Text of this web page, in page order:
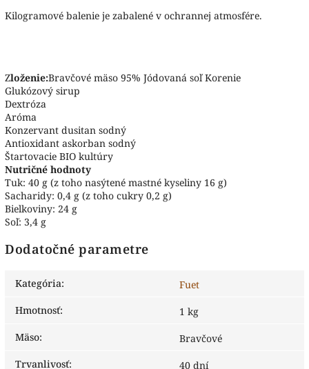
Kilogramové balenie je zabalené v ochrannej atmosfére.
Zloženie:Bravčové mäso 95% Jódovaná soľ Korenie
Glukózový sirup
Dextróza
Aróma
Konzervant dusitan sodný
Antioxidant askorban sodný
Štartovacie BIO kultúry
Nutričné hodnoty
Tuk: 40 g (z toho nasýtené mastné kyseliny 16 g)
Sacharidy: 0,4 g (z toho cukry 0,2 g)
Bielkoviny: 24 g
Soľ: 3,4 g
Dodatočné parametre
Kategória:
Fuet
Hmotnosť:
1 kg
Mäso:
Bravčové
Trvanlivosť:
40 dní